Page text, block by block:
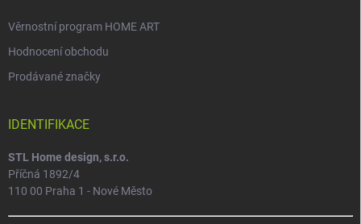
Věrnostní program HOME ART
Hodnocení obchodu
Prodávané značky
IDENTIFIKACE
STL Home design, s.r.o.
Příčná 1892/4
110 00 Praha 1 - Nové Město